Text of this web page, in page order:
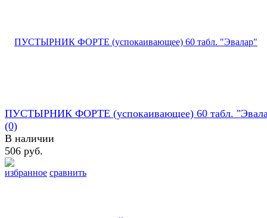
избранное сравнить
ПУСТЫРНИК ФОРТЕ (успокаивающее) 60 табл.
(0)
В наличии
506 руб.